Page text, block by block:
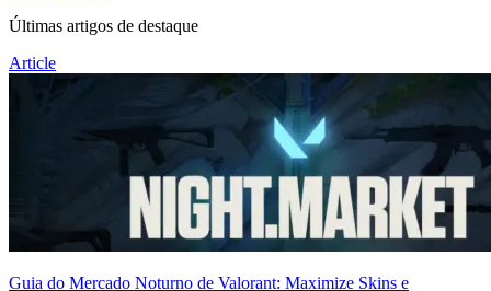
Últimas artigos de destaque
Article
Guia do Mercado Noturno de Valorant: Maximize Skins e